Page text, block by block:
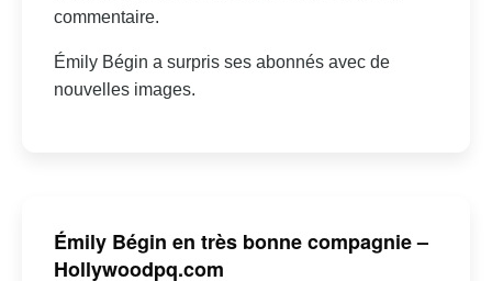
commentaire.
Émily Bégin a surpris ses abonnés avec de
nouvelles images.
Émily Bégin en très bonne compagnie –
Hollywoodpq.com